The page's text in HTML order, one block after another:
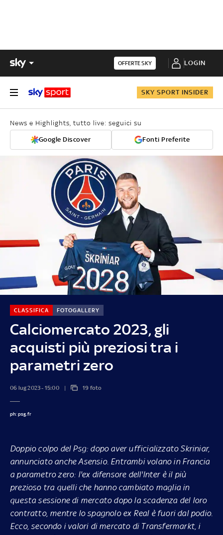
OFFERTE SKY LOGIN
SKY SPORT INSIDER
News e Highlights, tutto live: seguici su
Google Discover Fonti Preferite
Calciomercato 2023, gli
acquisti più preziosi tra i
parametri zero
CLASSIFICA FOTOGALLERY
06 lug 2023 - 15:00 19 foto
ph: psg.fr
Doppio colpo del Psg: dopo aver ufficializzato Skriniar,
annunciato anche Asensio. Entrambi volano in Francia
a parametro zero: l'ex difensore dell'Inter è il più
prezioso tra quelli che hanno cambiato maglia in
questa sessione di mercato dopo la scadenza del loro
contratto, mentre lo spagnolo ex Real è fuori dal podio.
Ecco, secondo i valori di mercato di Transfermarkt, i